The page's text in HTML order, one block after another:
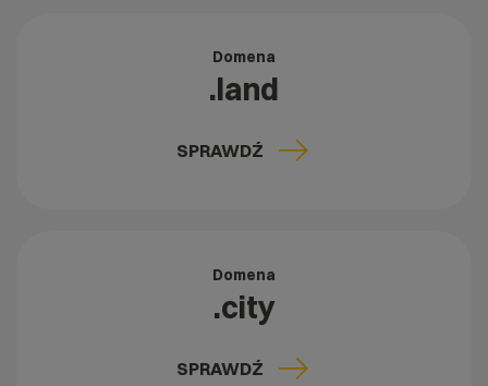
Domena
.land
SPRAWDŹ
Domena
.city
SPRAWDŹ